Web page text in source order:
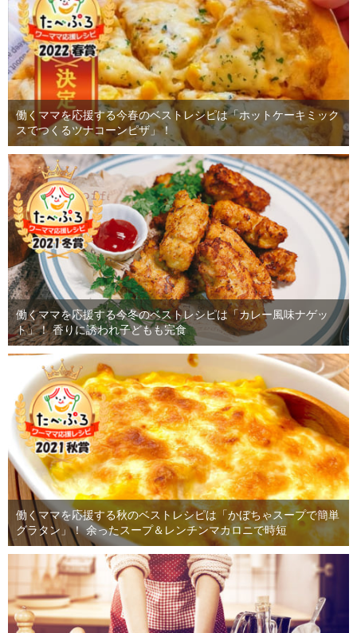
働くママを応援する今春のベストレシピは「ホットケーキミック
スでつくるツナコーンピザ」！
働くママを応援する今冬のベストレシピは「カレー風味ナゲッ
ト」！ 香りに誘われ子どもも完食
働くママを応援する秋のベストレシピは「かぼちゃスープで簡単
グラタン」！ 余ったスープ＆レンチンマカロニで時短